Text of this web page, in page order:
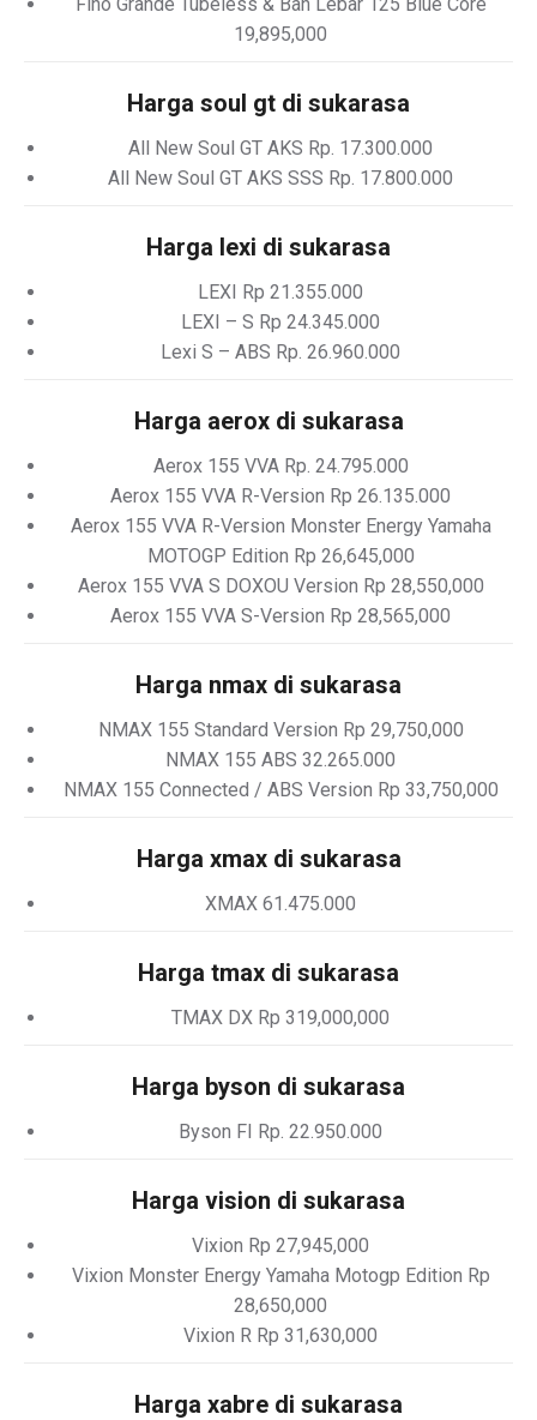
19,895,000
Harga soul gt di sukarasa
All New Soul GT AKS Rp. 17.300.000
All New Soul GT AKS SSS Rp. 17.800.000
Harga lexi di sukarasa
LEXI Rp 21.355.000
LEXI – S Rp 24.345.000
Lexi S – ABS Rp. 26.960.000
Harga aerox di sukarasa
Aerox 155 VVA Rp. 24.795.000
Aerox 155 VVA R-Version Rp 26.135.000
Aerox 155 VVA R-Version Monster Energy Yamaha
MOTOGP Edition Rp 26,645,000
Aerox 155 VVA S DOXOU Version Rp 28,550,000
Aerox 155 VVA S-Version Rp 28,565,000
Harga nmax di sukarasa
NMAX 155 Standard Version Rp 29,750,000
NMAX 155 ABS 32.265.000
NMAX 155 Connected / ABS Version Rp 33,750,000
Harga xmax di sukarasa
XMAX 61.475.000
Harga tmax di sukarasa
TMAX DX Rp 319,000,000
Harga byson di sukarasa
Byson FI Rp. 22.950.000
Harga vision di sukarasa
Vixion Rp 27,945,000
Vixion Monster Energy Yamaha Motogp Edition Rp
28,650,000
Vixion R Rp 31,630,000
Harga xabre di sukarasa